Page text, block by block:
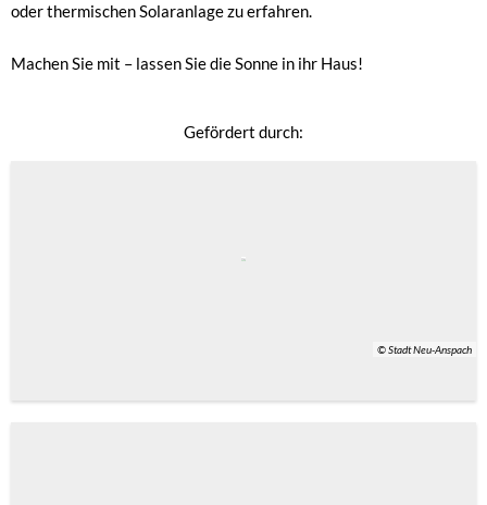
oder thermischen Solaranlage zu erfahren.
Machen Sie mit – lassen Sie die Sonne in ihr Haus!
Gefördert durch:
© Stadt Neu-Anspach